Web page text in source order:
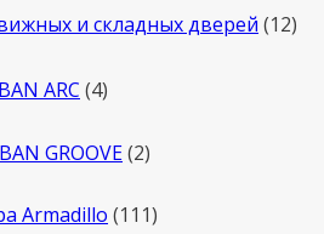
и складных дверей 1212
ARC 44
GROOVE 22
Armadillo 111111